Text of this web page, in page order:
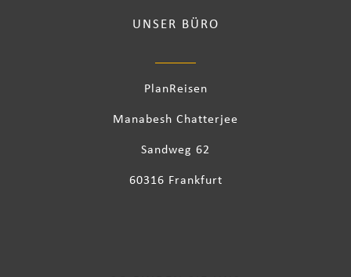
UNSER BÜRO
PlanReisen
Manabesh Chatterjee
Sandweg 62
60316 Frankfurt